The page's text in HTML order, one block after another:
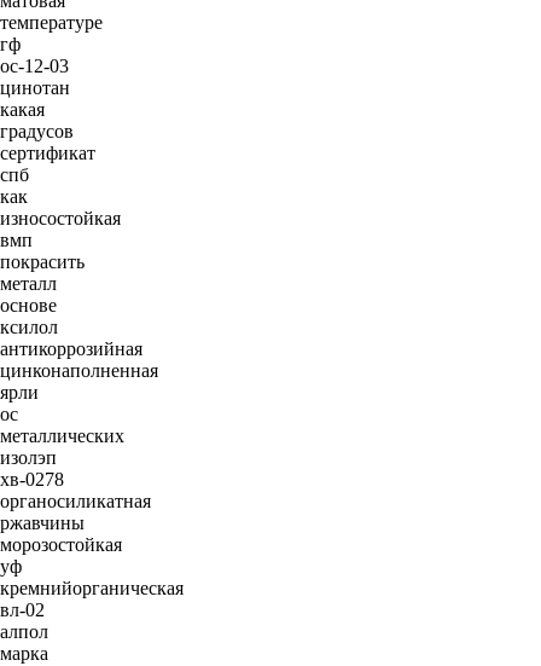
температуре
гф
ос-12-03
цинотан
какая
градусов
сертификат
спб
как
износостойкая
вмп
покрасить
металл
основе
ксилол
антикоррозийная
цинконаполненная
ярли
ос
металлических
изолэп
хв-0278
органосиликатная
ржавчины
морозостойкая
уф
кремнийорганическая
вл-02
алпол
марка